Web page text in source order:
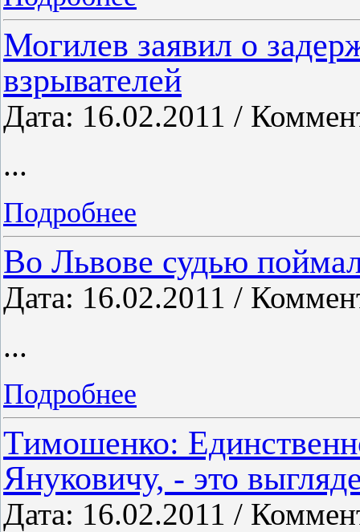
Могилев заявил о
взрывателей
Дата: 16.02.2011 /
...
Подробнее
Во Львове судью
Дата: 16.02.2011 /
...
Подробнее
Тимошенко:
Януковичу, - это
Дата: 16.02.2011 /